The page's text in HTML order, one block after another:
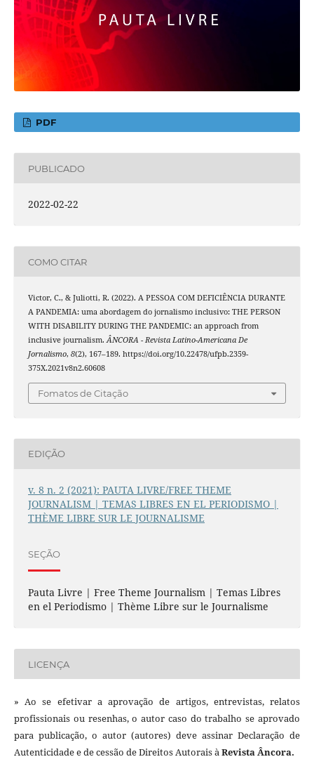
PDF
PUBLICADO
2022-02-22
COMO CITAR
Victor, C., & Juliotti, R. (2022). A PESSOA COM DEFICIÊNCIA DURANTE
A PANDEMIA: uma abordagem do jornalismo inclusivo: THE PERSON
WITH DISABILITY DURING THE PANDEMIC: an approach from
inclusive journalism.ÂNCORA - Revista Latino-Americana De
Jornalismo, 8(2), 167–189. https://doi.org/10.22478/ufpb.2359-
375X.2021v8n2.60608
Fomatos de Citação
EDIÇÃO
v. 8 n. 2 (2021): PAUTA LIVRE/FREE THEME
JOURNALISM | TEMAS LIBRES EN EL PERIODISMO |
THÈME LIBRE SUR LE JOURNALISME
SEÇÃO
Pauta Livre | Free Theme Journalism | Temas Libres
en el Periodismo | Thème Libre sur le Journalisme
LICENÇA
» Ao se efetivar a aprovação de artigos, entrevistas, relatos
profissionais ou resenhas, o autor caso do trabalho se aprovado
para publicação, o autor (autores) deve assinar Declaração de
Autenticidade e de cessão de Direitos Autorais àRevista Âncora.